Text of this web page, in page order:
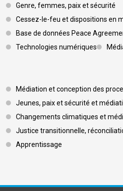
Genre, femmes, paix et sécurité
Cessez-le-feu et dispositions en
Base de données Peace
Technologies numériques
Footer 3
Médiation et conception des
Jeunes, paix et sécurité et
Changements climatiques et
Justice transitionnelle,
Apprentissage